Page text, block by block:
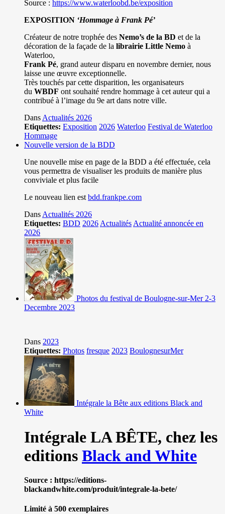
Source : https://www.waterloobd.be/exposition
EXPOSITION ‘Hommage à Frank Pé’
Créateur de notre trophée des Nemo’s de la BD et de la
décoration de la façade de la librairie Little Nemo à
Waterloo,
Frank Pé, grand auteur disparu en novembre dernier, nous
laisse une œuvre exceptionnelle.
Très touchés par cette disparition, les organisateurs
du WBDF ont souhaité rendre hommage à cet auteur qui a
contribué à l’image du 9e art dans notre ville.
Dans Actualités 2026
Etiquettes: Exposition 2026 Waterloo Festival de Waterloo
Hommage
Nouvelle version de la BDD
Une nouvelle mise en page de la BDD a été effectuée, cela
vous permettra de visualiser les produits de manière plus
conviviale et plus facile
Le nouveau lien est bdd.frankpe.com
Dans Actualités 2026
Etiquettes: BDD 2026 Actualités Actualité annoncée en
2026
Photos du festival de Boulogne-sur-Mer 2-3
Decembre 2023
Dans 2023
Etiquettes: Photos fresque 2023 BoulognesurMer
Intégrale la Bête aux editions Black and
White
Intégrale LA BÊTE, chez les
editions Black and White
Source : https://editions-
blackandwhite.com/produit/integrale-la-bete/
Limité à 500 exemplaires